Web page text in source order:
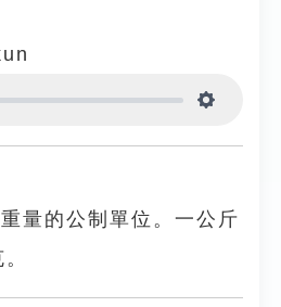
量的公制單位。一公斤